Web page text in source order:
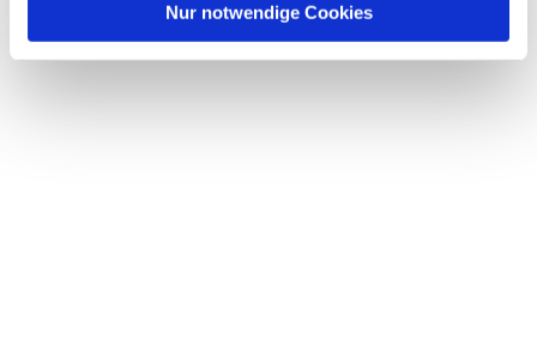
Nur notwendige Cookies